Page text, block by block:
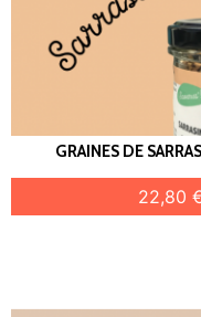
GRAINES DE
22,80